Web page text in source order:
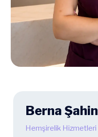
Berna Şahin
Hemşirelik Hizmetleri